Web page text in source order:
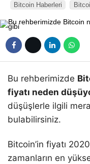
Bitcoin Haberleri
Bu rehberimizde
fiyatı neden
düşüşlerle ilgili
bulabilirsiniz.
Bitcoin’in fiyatı
zamanların en